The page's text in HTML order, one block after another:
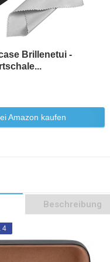
Brillenetui -
Amazon kaufen
Beschreibung
4